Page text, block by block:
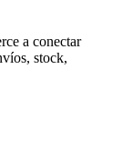
a conectar
stock,